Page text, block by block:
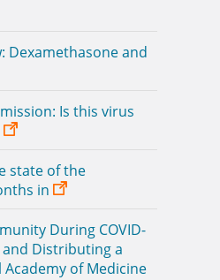
Dexamethasone and
Is this virus
state of the
in
During COVID-
Distributing a
of Medicine